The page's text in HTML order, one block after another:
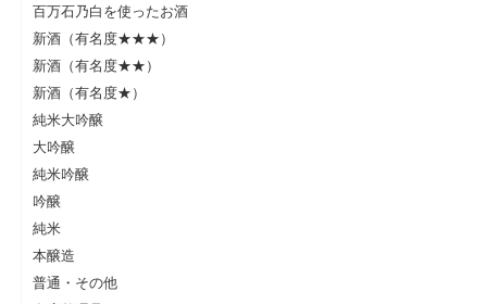
百万石乃白を使ったお酒
新酒（有名度★★★）
新酒（有名度★★）
新酒（有名度★）
純米大吟醸
大吟醸
純米吟醸
吟醸
純米
本醸造
普通・その他